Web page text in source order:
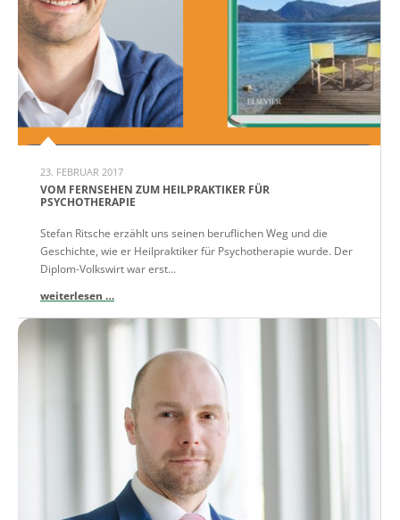
23. FEBRUAR 2017
VOM FERNSEHEN ZUM HEILPRAKTIKER FÜR
PSYCHOTHERAPIE
Stefan Ritsche erzählt uns seinen beruflichen Weg und die
Geschichte, wie er Heilpraktiker für Psychotherapie wurde. Der
Diplom-Volkswirt war erst...
weiterlesen …